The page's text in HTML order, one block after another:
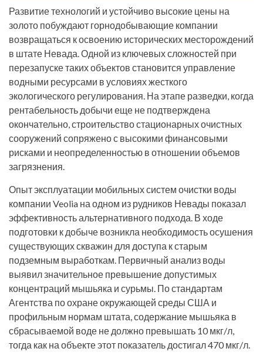
Развитие технологий и устойчиво высокие цены на
золото побуждают горнодобывающие компании
возвращаться к освоению исторических месторождений
в штате Невада. Одной из ключевых сложностей при
перезапуске таких объектов становится управление
водными ресурсами в условиях жесткого
экологического регулирования. На этапе разведки, когда
рентабельность добычи еще не подтверждена
окончательно, строительство стационарных очистных
сооружений сопряжено с высокими финансовыми
рисками и неопределенностью в отношении объемов
загрязнения.
Опыт эксплуатации мобильных систем очистки воды
компании Veolia на одном из рудников Невады показал
эффективность альтернативного подхода. В ходе
подготовки к добыче возникла необходимость осушения
существующих скважин для доступа к старым
подземным выработкам. Первичный анализ воды
выявил значительное превышение допустимых
концентраций мышьяка и сурьмы. По стандартам
Агентства по охране окружающей среды США и
профильным нормам штата, содержание мышьяка в
сбрасываемой воде не должно превышать 10 мкг/л,
тогда как на объекте этот показатель достигал 470 мкг/л.